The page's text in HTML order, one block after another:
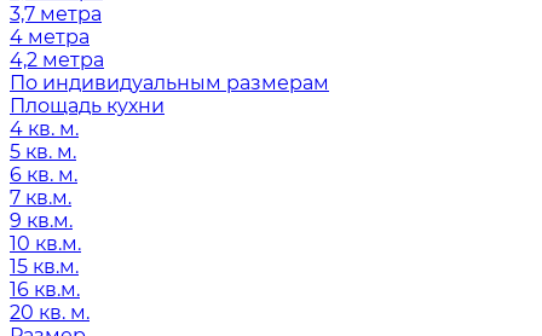
3,7 метра
4 метра
4,2 метра
По индивидуальным размерам
Площадь кухни
4 кв. м.
5 кв. м.
6 кв. м.
7 кв.м.
9 кв.м.
10 кв.м.
15 кв.м.
16 кв.м.
20 кв. м.